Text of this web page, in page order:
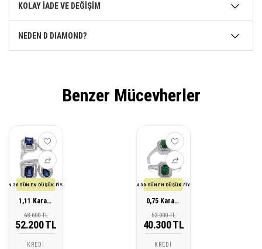
KOLAY İADE VE DEĞİŞİM
NEDEN D DIAMOND?
Benzer Mücevherler
SON 30 GÜN EN DÜŞÜK FİYATI
1,11 Karat Pırlanta Safir Yüzük
68.600 TL
52.200 TL
KREDI
SON 30 GÜN EN DÜŞÜK FİYATI
0,75 Karat Pırlanta Zümrüt Yüzük
53.000 TL
40.300 TL
KREDI